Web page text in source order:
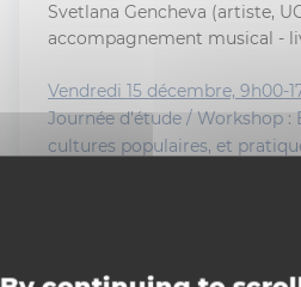
Svetlana Gencheva (artiste,
accompagnement musical -
Vendredi 15 décembre, 9h00-
Journée d’étude / Workshop
cultures populaires, et
Livio Belloï (ULiège) -
10h30 – 11h00